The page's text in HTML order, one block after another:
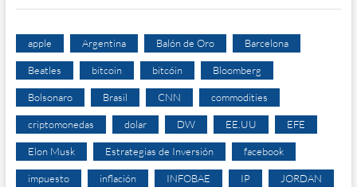
apple Argentina Balón de Oro Barcelona
Beatles bitcoin bitcóin Bloomberg
Bolsonaro Brasil CNN commodities
criptomonedas dolar DW EE.UU EFE
Elon Musk Estrategias de Inversión facebook
impuesto inflación INFOBAE IP JORDAN